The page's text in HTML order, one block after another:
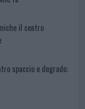
il centro
spaccio e degrado: